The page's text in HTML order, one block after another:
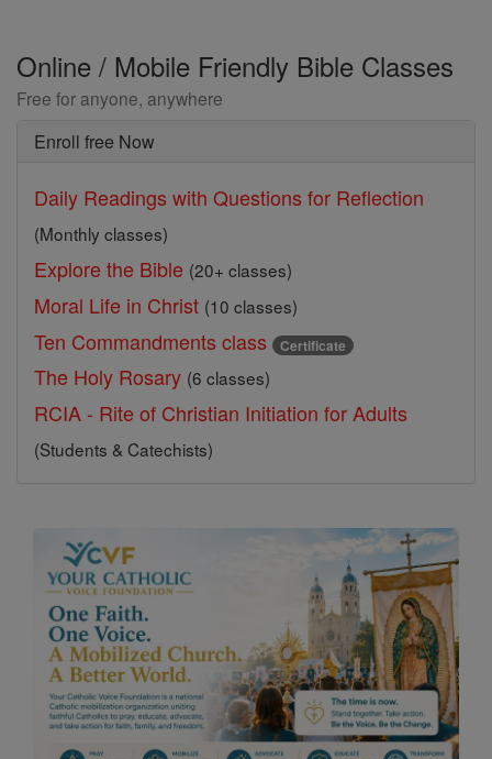
Online / Mobile Friendly Bible Classes
Free for anyone, anywhere
Enroll free Now
Daily Readings with Questions for Reflection
(Monthly classes)
Explore the Bible (20+ classes)
Moral Life in Christ (10 classes)
Ten Commandments class Certificate
The Holy Rosary (6 classes)
RCIA - Rite of Christian Initiation for Adults
(Students & Catechists)